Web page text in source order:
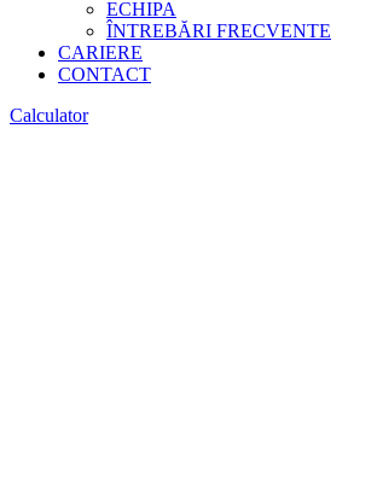
ECHIPA
ÎNTREBĂRI FRECVENTE
CARIERE
CONTACT
Calculator